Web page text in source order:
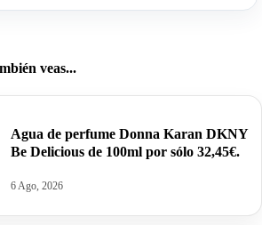
veas...
Agua de perfume Donna Karan DKNY
Be Delicious de 100ml por sólo 32,45€.
6 Ago, 2026